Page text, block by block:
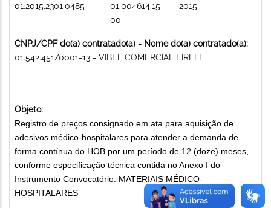
01.2015.2301.0485
01.004614.15-
00
2015
CNPJ/CPF do(a) contratado(a) - Nome do(a) contratado(a):
01.542.451/0001-13 - VIBEL COMERCIAL EIRELI
Objeto:
Registro de preços consignado em ata para aquisição de
adesivos médico-hospitalares para atender a demanda de
forma contínua do HOB por um período de 12 (doze) meses,
conforme especificação técnica contida no Anexo I do
Instrumento Convocatório. MATERIAIS MÉDICO-
HOSPITALARES